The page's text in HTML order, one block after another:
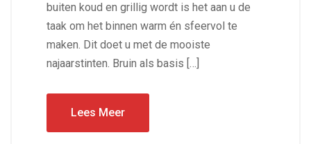
buiten koud en grillig wordt is het aan u de
taak om het binnen warm én sfeervol te
maken. Dit doet u met de mooiste
najaarstinten. Bruin als basis […]
Lees Meer